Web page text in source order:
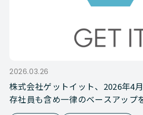
2026.03.26
株式会社ゲットイット、2026年4
存社員も含め一律のベースアップ